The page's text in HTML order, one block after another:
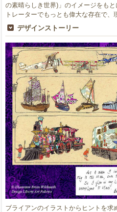
の素晴らしき世界)」のイメージをも
トレーターでもっとも偉大な存在で、
デザインストーリー
ブライアンのイラストからヒントを